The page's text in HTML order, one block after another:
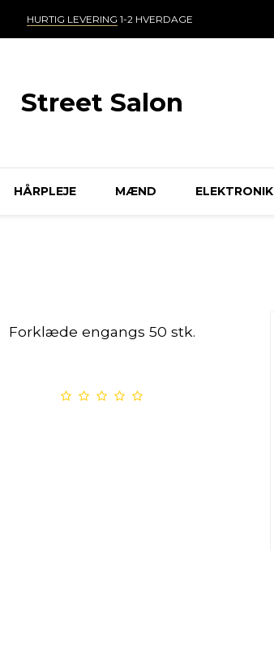
HURTIG LEVERING 1-2 HVERDAGE
Street Salon
HÅRPLEJE MÆND ELEKTRONIK
Forklæde engangs 50 stk.